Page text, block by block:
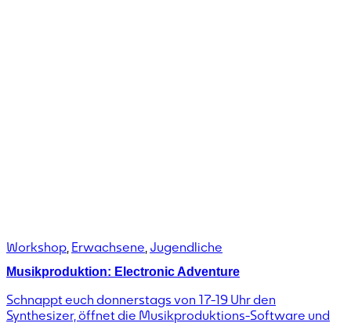
Workshop, Erwachsene, Jugendliche
Musikproduktion: Electronic Adventure
Schnappt euch donnerstags von 17-19 Uhr den
Synthesizer, öffnet die Musikproduktions-Software und